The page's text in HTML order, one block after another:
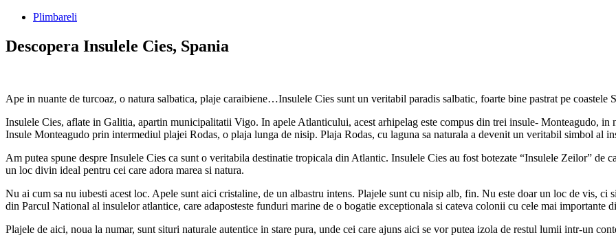
Plimbareli
Descopera Insulele Cies, Spania
Ape in nuante de turcoaz, o natura salbatica, plaje caraibiene…Insulele Cies sunt un veritabil paradis salbatic, foarte bine pastrat pe coastele
Insulele Cies, aflate in Galitia, apartin municipalitatii Vigo. In apele Atlanticului, acest arhipelag este compus din trei insule- Monteagudo, in
Insule Monteagudo prin intermediul plajei Rodas, o plaja lunga de nisip. Plaja Rodas, cu laguna sa naturala a devenit un veritabil simbol al
Am putea spune despre Insulele Cies ca sunt o veritabila destinatie tropicala din Atlantic. Insulele Cies au fost botezate “Insulele Zeilor” de
un loc divin ideal pentru cei care adora marea si natura.
Nu ai cum sa nu iubesti acest loc. Apele sunt aici cristaline, de un albastru intens. Plajele sunt cu nisip alb, fin. Nu este doar un loc de vis, ci
din Parcul National al insulelor atlantice, care adaposteste funduri marine de o bogatie exceptionala si cateva colonii cu cele mai importante
Plajele de aici, noua la numar, sunt situri naturale autentice in stare pura, unde cei care ajuns aici se vor putea izola de restul lumii intr-un